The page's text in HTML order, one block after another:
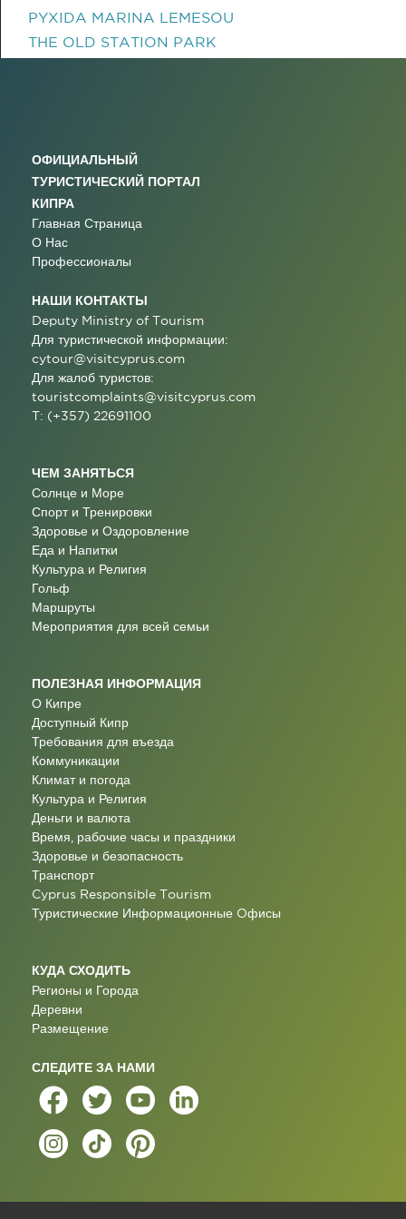
PYXIDA MARINA LEMESOU
THE OLD STATION PARK
ОФИЦИАЛЬНЫЙ
ТУРИСТИЧЕСКИЙ ПОРТАЛ
КИПРА
Главная Страница
О Нас
Профессионалы
НАШИ КОНТАКТЫ
Deputy Ministry of Tourism
Для туристической информации:
cytour@visitcyprus.com
Для жалоб туристов:
touristcomplaints@visitcyprus.com
T: (+357) 22691100
ЧЕМ ЗАНЯТЬСЯ
Солнце и Море
Спорт и Тренировки
Здоровье и Оздоровление
Еда и Напитки
Культура и Религия
Гольф
Маршруты
Мероприятия для всей семьи
ПОЛЕЗНАЯ ИНФОРМАЦИЯ
О Кипре
Доступный Кипр
Требования для въезда
Коммуникации
Климат и погода
Культура и Религия
Деньги и валюта
Время, рабочие часы и праздники
Здоровье и безопасность
Транспорт
Cyprus Responsible Tourism
Туристические Информационные Oфисы
КУДА СХОДИТЬ
Регионы и Города
Деревни
Размещение
СЛЕДИТЕ ЗА НАМИ